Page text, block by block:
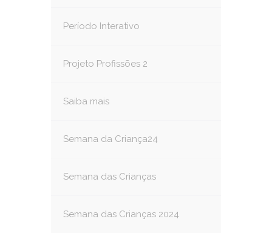
Período Interativo
Projeto Profissões 2
Saiba mais
Semana da Criança24
Semana das Crianças
Semana das Crianças 2024